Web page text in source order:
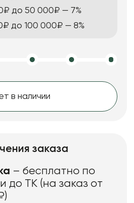
до 50 000₽ — 7%
до 100 000₽ — 8%
в наличии
заказа
– бесплатно по
до ТК (на заказ от